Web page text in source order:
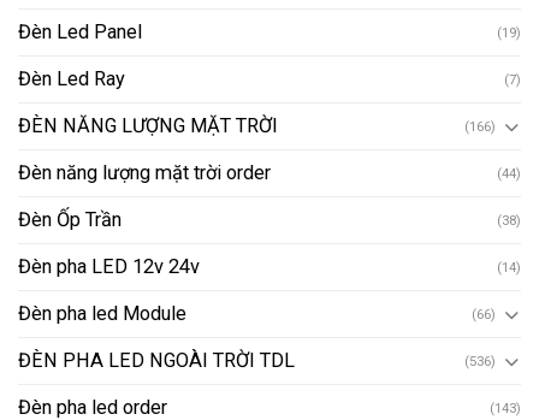
Đèn Led Panel (19)
Đèn Led Ray (7)
ĐÈN NĂNG LƯỢNG MẶT TRỜI (166)
Đèn năng lượng mặt trời order (44)
Đèn Ốp Trần (38)
Đèn pha LED 12v 24v (14)
Đèn pha led Module (66)
ĐÈN PHA LED NGOÀI TRỜI TDL (536)
Đèn pha led order (143)